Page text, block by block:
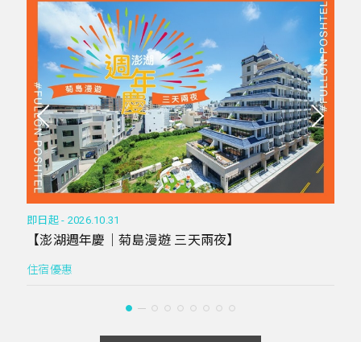
即日起 - 2026.10.31
【澎湖週年慶｜菊島漫遊 三天兩夜】
住宿優惠